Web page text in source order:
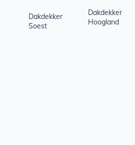
Dakdekker
Soest
Dakdekker
Hoogland